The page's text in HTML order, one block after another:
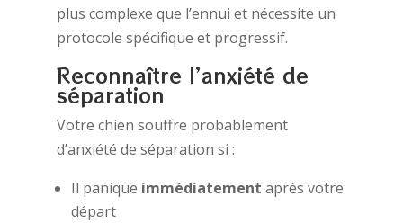
plus complexe que l’ennui et nécessite un
protocole spécifique et progressif.
Reconnaître l’anxiété de
séparation
Votre chien souffre probablement
d’anxiété de séparation si :
Il panique immédiatement après votre
départ